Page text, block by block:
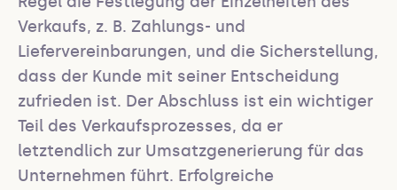
Verkaufs, z. B. Zahlungs- und
Liefervereinbarungen, und die Sicherstellung,
dass der Kunde mit seiner Entscheidung
zufrieden ist. Der Abschluss ist ein wichtiger
Teil des Verkaufsprozesses, da er
letztendlich zur Umsatzgenerierung für das
Unternehmen führt. Erfolgreiche